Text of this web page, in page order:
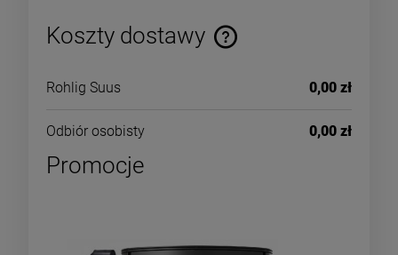
Koszty dostawy
Rohlig Suus 0,00 zł
Odbiór osobisty 0,00 zł
Promocje